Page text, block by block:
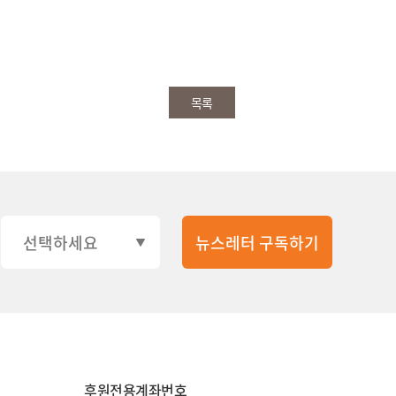
목록
후원전용계좌번호